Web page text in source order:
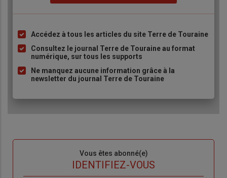
Liste
à
puce
Accédez à tous les articles du site Terre de Touraine
Consultez le journal Terre de Touraine au format
numérique, sur tous les supports
Ne manquez aucune information grâce à la
newsletter du journal Terre de Touraine
Vous êtes abonné(e)
IDENTIFIEZ-VOUS